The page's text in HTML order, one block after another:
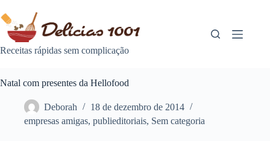
para
conteúdo
Receitas rápidas sem complicação
Natal com presentes da Hellofood
Deborah
18 de dezembro de 2014
empresas amigas, publieditoriais, Sem categoria